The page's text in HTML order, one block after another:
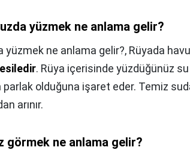
yüzmek ne anlama gelir?
yüzmek ne anlama gelir?, Rüyada
. Rüya içerisinde yüzdüğünüz
olduğuna işaret eder. Temiz
arınır.
görmek ne anlama gelir?